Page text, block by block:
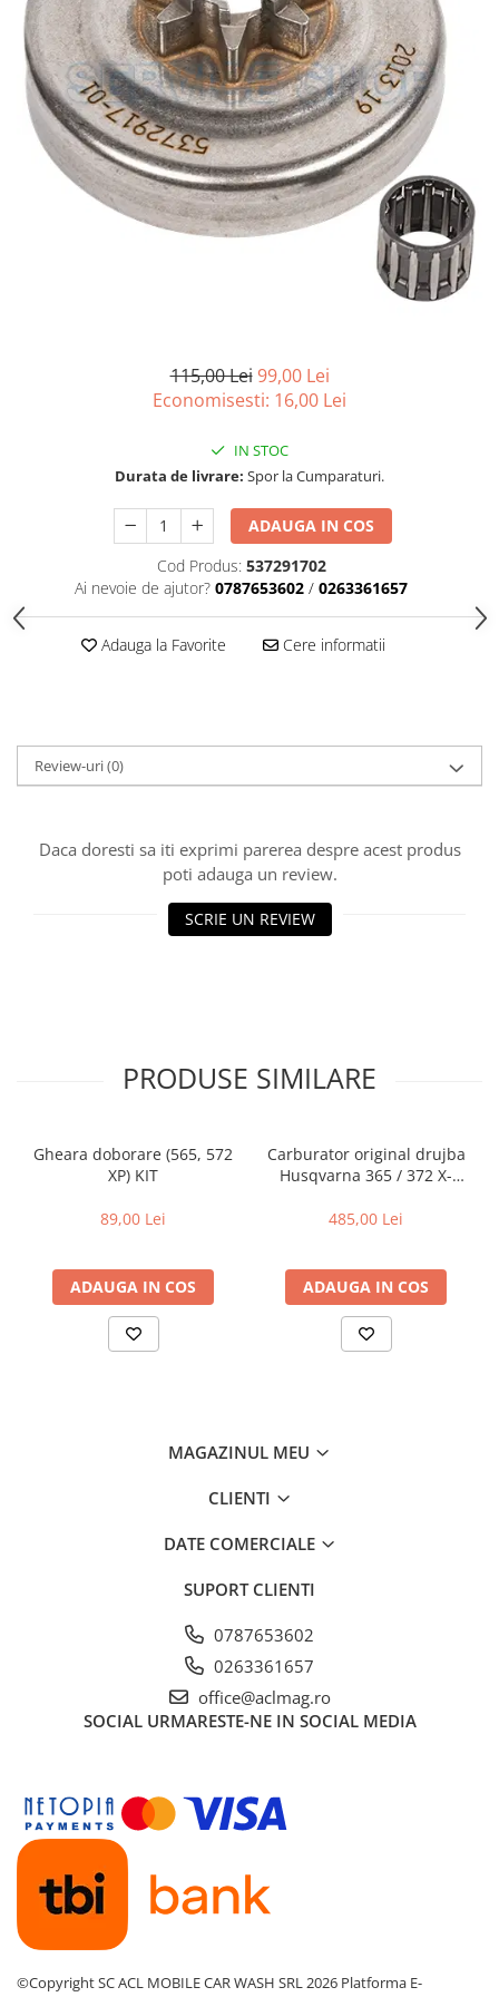
Carcasa ambreiaj
Carcasa demaror
Carter/Sasiu
Curele
Filtru aer
Garnituri
Garnituri carburator
Rezervor carburant
Tobe esapament
115,00 Lei 99,00 Lei
Economisesti: 16,00 Lei
IN STOC
Durata de livrare: Spor la Cumparaturi.
ADAUGA IN COS
Cod Produs: 537291702
Ai nevoie de ajutor? 0787653602 / 0263361657
Adauga la Favorite Cere informatii
Review-uri(0)
Daca doresti sa iti exprimi parerea despre acest produs
poti adauga un review.
SCRIE UN REVIEW
PRODUSE SIMILARE
Gheara doborare (565, 572
XP) KIT
89,00 Lei
ADAUGA IN COS
Carburator original drujba
Husqvarna 365 / 372 X-
485,00 Lei
ADAUGA IN COS
MAGAZINUL MEU
CLIENTI
DATE COMERCIALE
SUPORT CLIENTI
0787653602
0263361657
office@aclmag.ro
SOCIAL URMARESTE-NE IN SOCIAL MEDIA
©Copyright SC ACL MOBILE CAR WASH SRL 2026 Platforma E-